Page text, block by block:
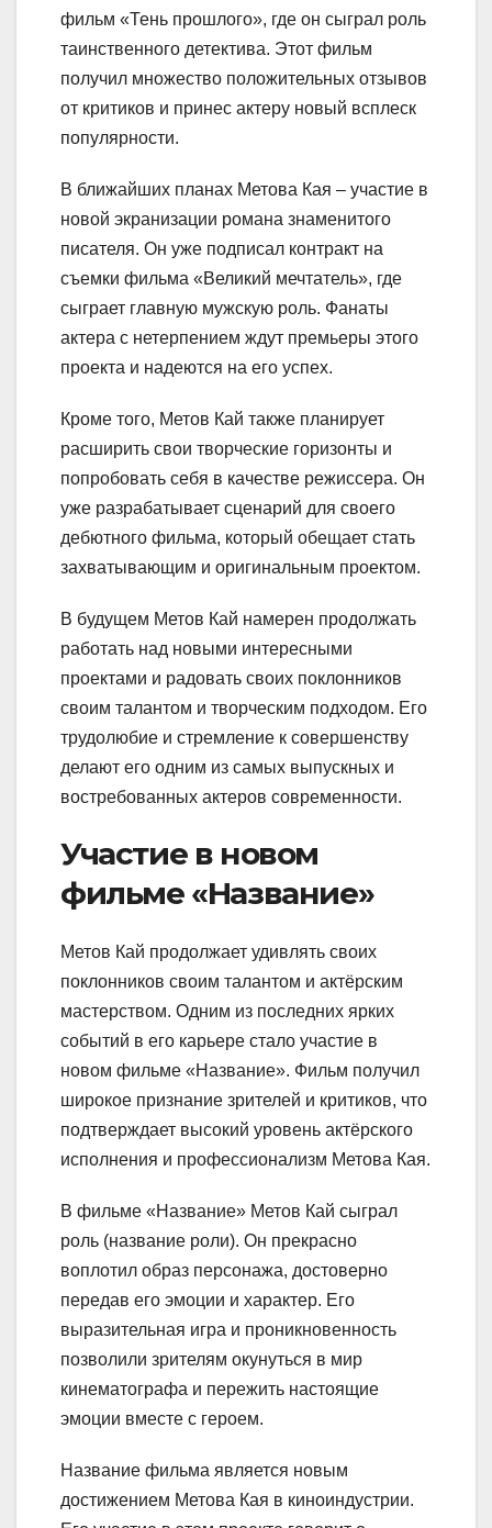
фильм «Тень прошлого», где он сыграл роль
таинственного детектива. Этот фильм
получил множество положительных отзывов
от критиков и принес актеру новый всплеск
популярности.
В ближайших планах Метова Кая – участие в
новой экранизации романа знаменитого
писателя. Он уже подписал контракт на
съемки фильма «Великий мечтатель», где
сыграет главную мужскую роль. Фанаты
актера с нетерпением ждут премьеры этого
проекта и надеются на его успех.
Кроме того, Метов Кай также планирует
расширить свои творческие горизонты и
попробовать себя в качестве режиссера. Он
уже разрабатывает сценарий для своего
дебютного фильма, который обещает стать
захватывающим и оригинальным проектом.
В будущем Метов Кай намерен продолжать
работать над новыми интересными
проектами и радовать своих поклонников
своим талантом и творческим подходом. Его
трудолюбие и стремление к совершенству
делают его одним из самых выпускных и
востребованных актеров современности.
Участие в новом
фильме «Название»
Метов Кай продолжает удивлять своих
поклонников своим талантом и актёрским
мастерством. Одним из последних ярких
событий в его карьере стало участие в
новом фильме «Название». Фильм получил
широкое признание зрителей и критиков, что
подтверждает высокий уровень актёрского
исполнения и профессионализм Метова Кая.
В фильме «Название» Метов Кай сыграл
роль (название роли). Он прекрасно
воплотил образ персонажа, достоверно
передав его эмоции и характер. Его
выразительная игра и проникновенность
позволили зрителям окунуться в мир
кинематографа и пережить настоящие
эмоции вместе с героем.
Название фильма является новым
достижением Метова Кая в киноиндустрии.